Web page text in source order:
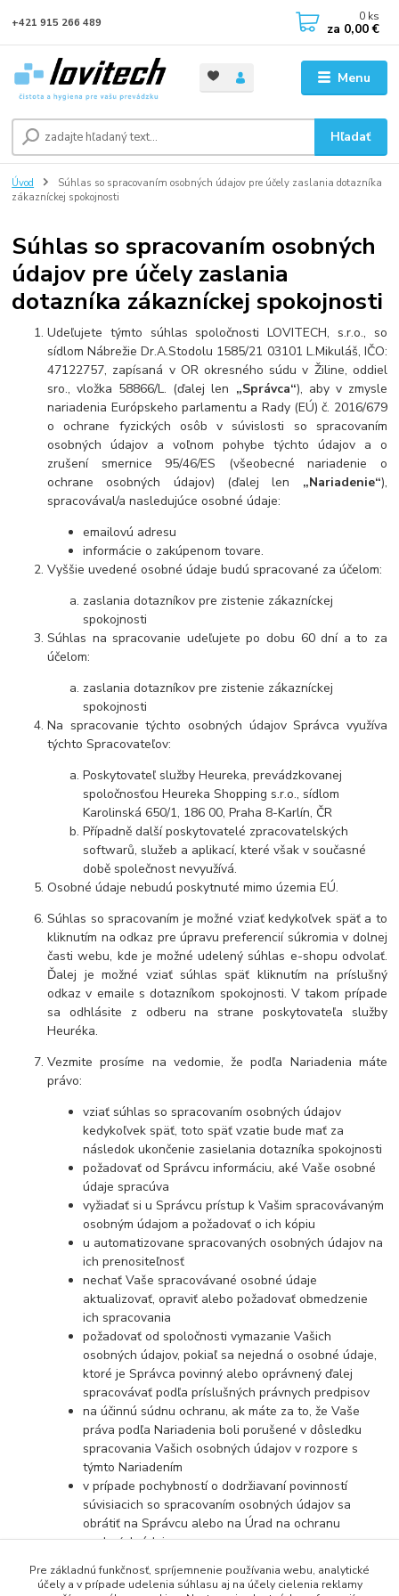
Menu
Hľadať
+421 915 266 489 0 ks
za 0,00 €
Úvod
Súhlas so spracovaním osobných údajov pre účely zaslania dotazníka
zákazníckej spokojnosti
Súhlas so spracovaním osobných
údajov pre účely zaslania
dotazníka zákazníckej spokojnosti
Udeľujete týmto súhlas spoločnosti LOVITECH, s.r.o., so
sídlom Nábrežie Dr.A.Stodolu 1585/21 03101 L.Mikuláš, IČO:
47122757, zapísaná v OR okresného súdu v Žiline, oddiel
sro., vložka 58866/L. (ďalej len „Správca“), aby v zmysle
nariadenia Európskeho parlamentu a Rady (EÚ) č. 2016/679
o ochrane fyzických osôb v súvislosti so spracovaním
osobných údajov a voľnom pohybe týchto údajov a o
zrušení smernice 95/46/ES (všeobecné nariadenie o
ochrane osobných údajov) (ďalej len „Nariadenie“),
spracovával/a nasledujúce osobné údaje:
emailovú adresu
informácie o zakúpenom tovare.
Vyššie uvedené osobné údaje budú spracované za účelom:
zaslania dotazníkov pre zistenie zákazníckej
spokojnosti
Súhlas na spracovanie udeľujete po dobu 60 dní a to za
účelom:
zaslania dotazníkov pre zistenie zákazníckej
spokojnosti
Na spracovanie týchto osobných údajov Správca využíva
týchto Spracovateľov:
Poskytovateľ služby Heureka, prevádzkovanej
spoločnosťou Heureka Shopping s.r.o., sídlom
Karolinská 650/1, 186 00, Praha 8-Karlín, ČR
Případně další poskytovatelé zpracovatelských
softwarů, služeb a aplikací, které však v současné
době společnost nevyužívá.
Osobné údaje nebudú poskytnuté mimo územia EÚ.
Súhlas so spracovaním je možné vziať kedykoľvek späť a to
kliknutím na odkaz pre úpravu preferencií súkromia v dolnej
časti webu, kde je možné udelený súhlas e-shopu odvolať.
Ďalej je možné vziať súhlas späť kliknutím na príslušný
odkaz v emaile s dotazníkom spokojnosti. V takom prípade
sa odhlásite z odberu na strane poskytovateľa služby
Heuréka.
Vezmite prosíme na vedomie, že podľa Nariadenia máte
právo:
vziať súhlas so spracovaním osobných údajov
kedykoľvek späť, toto späť vzatie bude mať za
následok ukončenie zasielania dotazníka spokojnosti
požadovať od Správcu informáciu, aké Vaše osobné
údaje spracúva
vyžiadať si u Správcu prístup k Vašim spracovávaným
osobným údajom a požadovať o ich kópiu
u automatizovane spracovaných osobných údajov na
ich prenositeľnosť
nechať Vaše spracovávané osobné údaje
aktualizovať, opraviť alebo požadovať obmedzenie
ich spracovania
požadovať od spoločnosti vymazanie Vašich
osobných údajov, pokiaľ sa nejedná o osobné údaje,
ktoré je Správca povinný alebo oprávnený ďalej
spracovávať podľa príslušných právnych predpisov
na účinnú súdnu ochranu, ak máte za to, že Vaše
práva podľa Nariadenia boli porušené v dôsledku
spracovania Vašich osobných údajov v rozpore s
týmto Nariadením
v prípade pochybností o dodržiavaní povinností
súvisiacich so spracovaním osobných údajov sa
obrátiť na Správcu alebo na Úrad na ochranu
osobných údajov
Pre základnú funkčnosť, spríjemnenie používania webu, analytické
účely a v prípade udelenia súhlasu aj na účely cielenia reklamy